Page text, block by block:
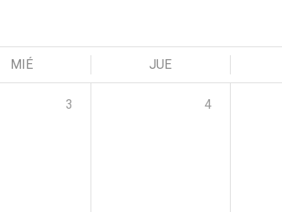
MIÉ JUE
3 4